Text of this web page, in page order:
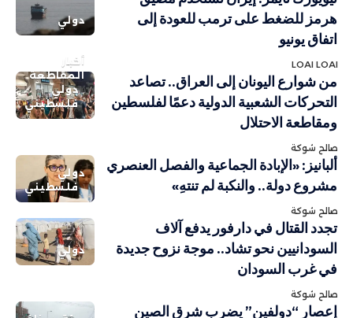
دولي
هرمز للضغط على ترمب للعودة إلى
اتفاق يونيو
LOAI LOAI
أخبار
المقاطعة
دولي
فلسطيني
من شوارع اليونان إلى العراق.. تصاعد
التحركات الشعبية الدولية دعمًا لفلسطين
ومقاطعة الاحتلال
صالح شوكة
دولي
فلسطيني
ألبانيز: «الإبادة الجماعية والفصل العنصري
مشروع دولة.. والنكبة لم تنتهِ»
صالح شوكة
دولي
تجدد القتال في دارفور يدفع آلاف
السودانيين نحو تشاد.. موجة نزوح جديدة
في غرب السودان
صالح شوكة
إعصار “دولفين” يضرب شرق الصين